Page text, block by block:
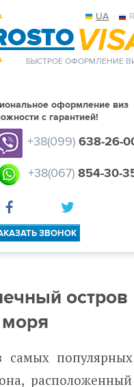
UA
БЫСТРОЕ ОФОРМЛЕНИЕ
оформление виз
с гарантией!
+38(099) 638-26-
+38(067) 854-30-
ЗВОНОК
остров
популярных